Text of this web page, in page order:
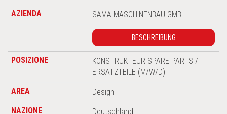
SAMA MASCHINENBAU GMBH
BESCHREIBUNG
KONSTRUKTEUR SPARE PARTS /
ERSATZTEILE (M/W/D)
Design
Deutschland